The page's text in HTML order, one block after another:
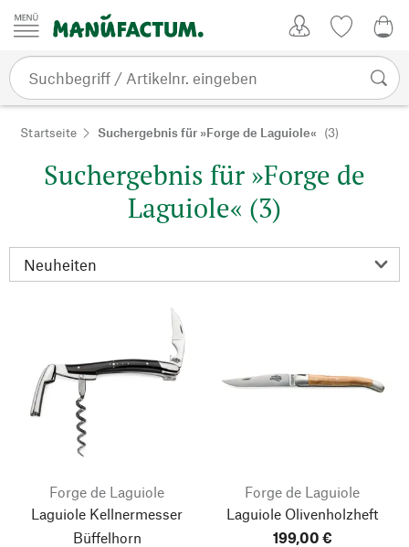
Zum Inhalt springen
Startseite Suchergebnis für »Forge de Laguiole« (3)
Suchergebnis für »Forge de
Laguiole« (3)
Forge de Laguiole
Laguiole Kellnermesser
Büffelhorn
Forge de Laguiole
Laguiole Olivenholzheft
199,00 €